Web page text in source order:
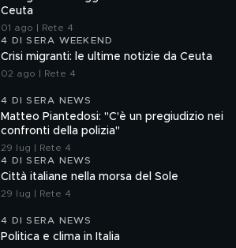
Ceuta
01 ago | Rete 4
4 DI SERA WEEKEND
Crisi migranti: le ultime notizie da Ceuta
02 ago | Rete 4
4 DI SERA NEWS
Matteo Piantedosi: "C'è un pregiudizio nei
confronti della polizia"
29 lug | Rete 4
4 DI SERA NEWS
Città italiane nella morsa del Sole
29 lug | Rete 4
4 DI SERA NEWS
Politica e clima in Italia